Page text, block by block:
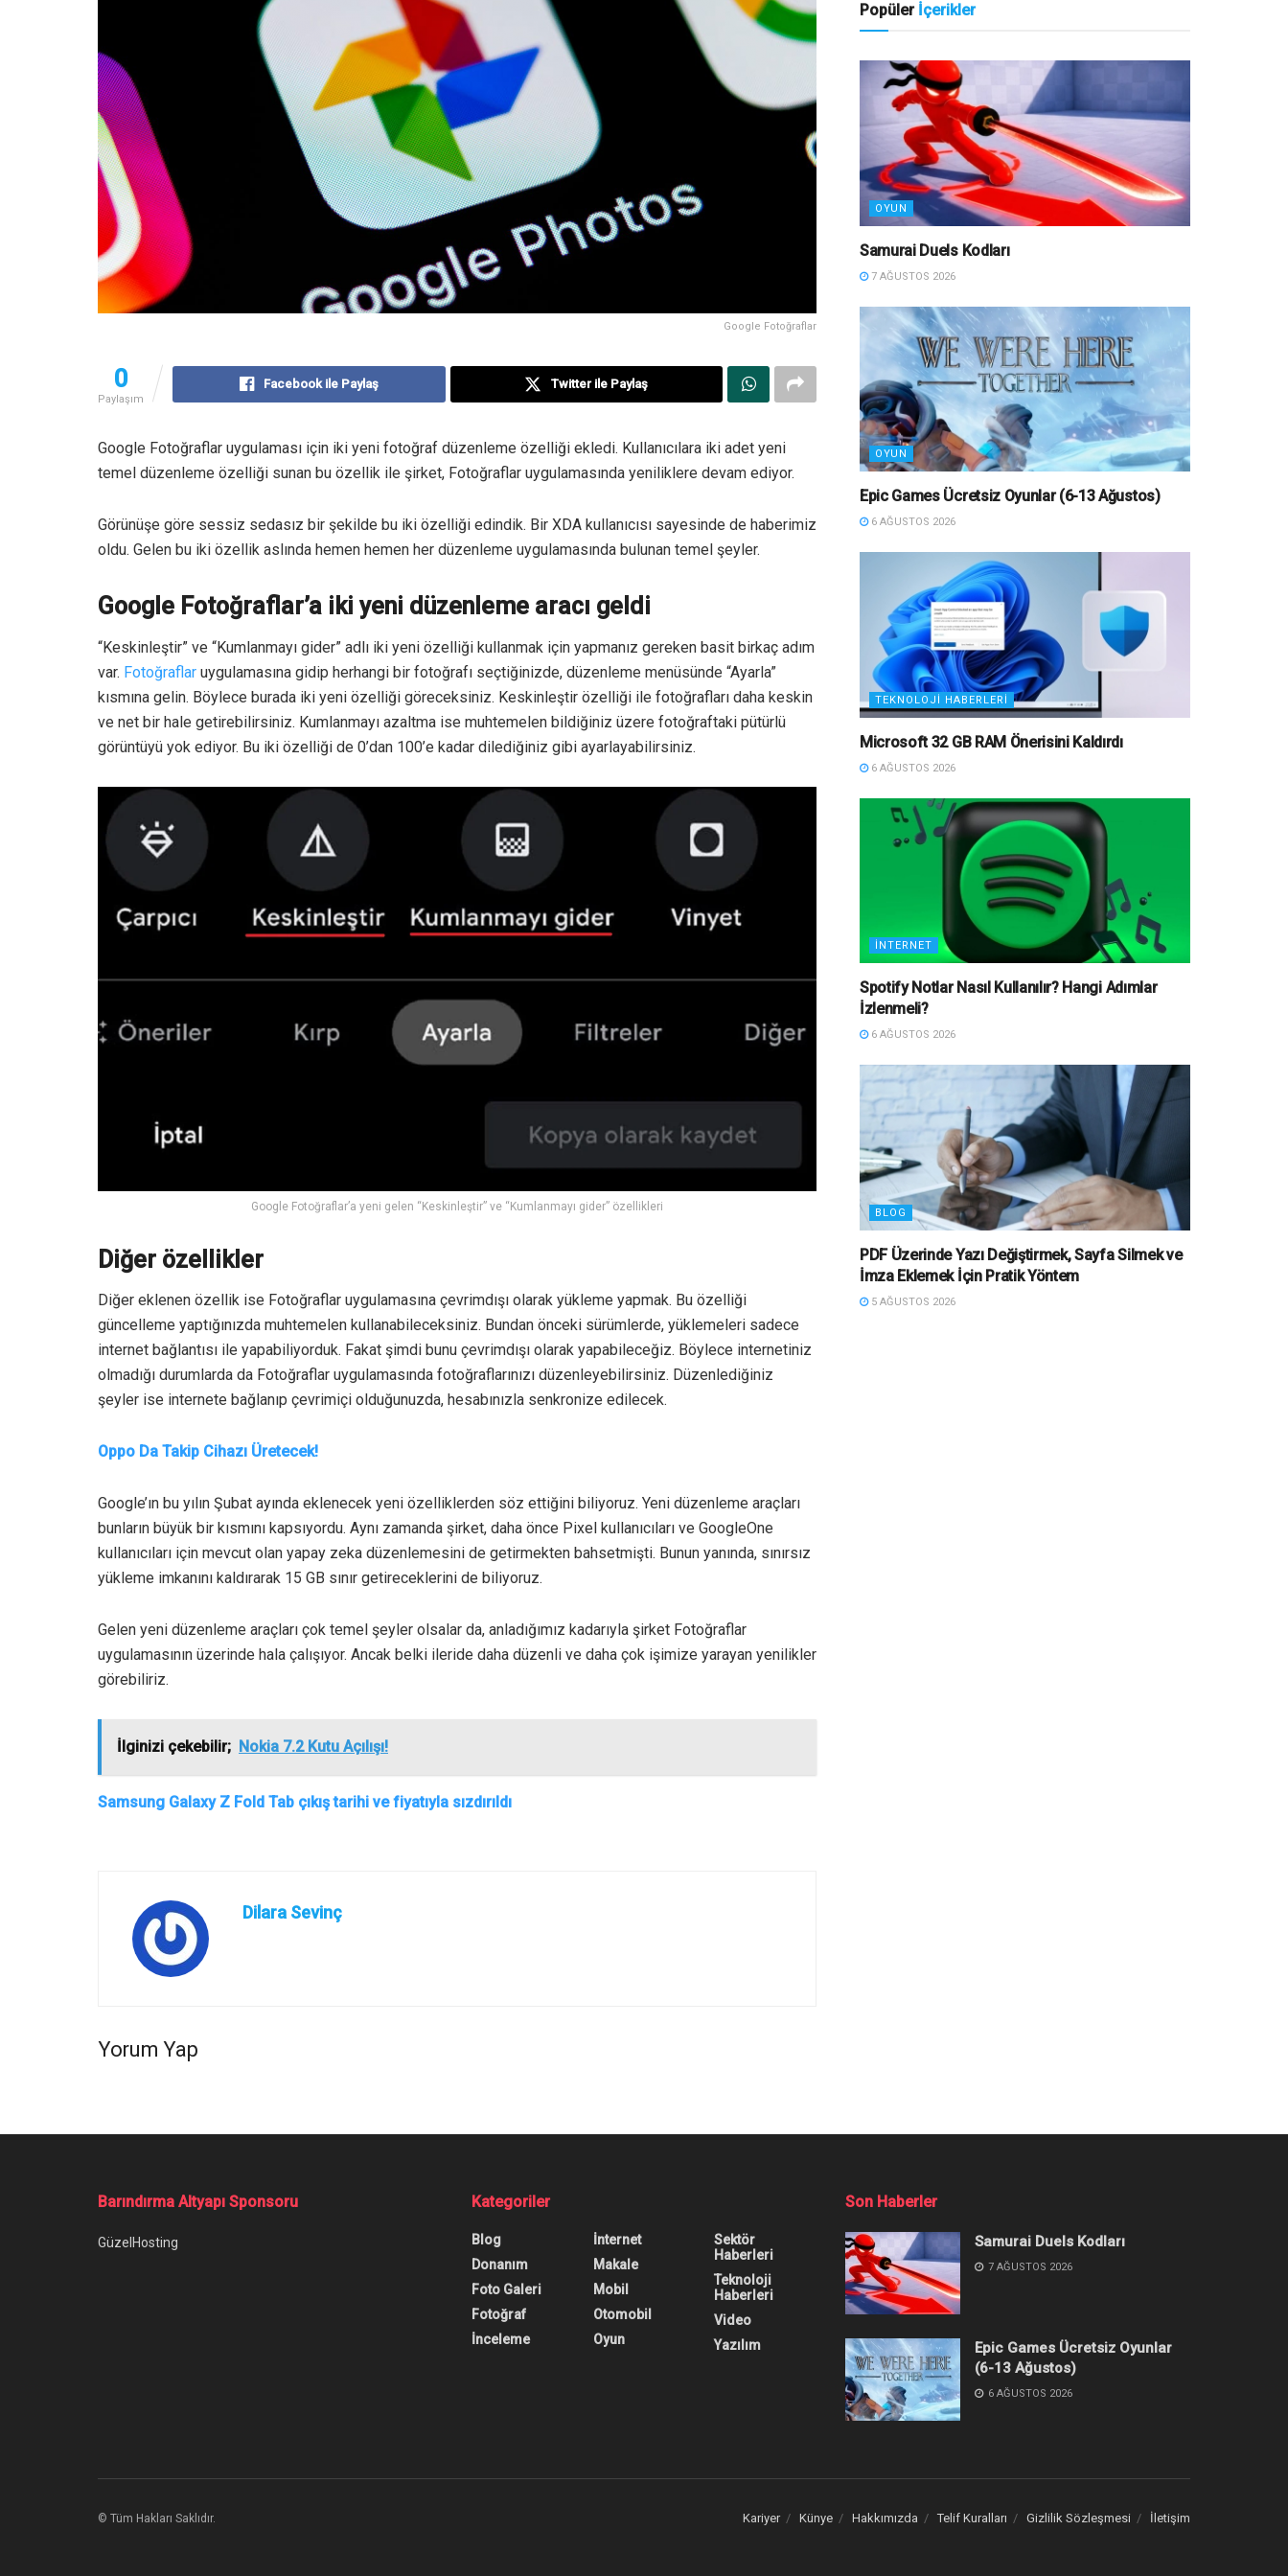
Google Fotoğraflar
0
Paylaşım
Facebook ile Paylaş Twitter ile Paylaş
Google Fotoğraflar uygulaması için iki yeni fotoğraf düzenleme özelliği ekledi. Kullanıcılara iki adet yeni
temel düzenleme özelliği sunan bu özellik ile şirket, Fotoğraflar uygulamasında yeniliklere devam ediyor.
Görünüşe göre sessiz sedasız bir şekilde bu iki özelliği edindik. Bir XDA kullanıcısı sayesinde de haberimiz
oldu. Gelen bu iki özellik aslında hemen hemen her düzenleme uygulamasında bulunan temel şeyler.
Google Fotoğraflar’a iki yeni düzenleme aracı geldi
“Keskinleştir” ve “Kumlanmayı gider” adlı iki yeni özelliği kullanmak için yapmanız gereken basit birkaç adım
var. Fotoğraflar uygulamasına gidip herhangi bir fotoğrafı seçtiğinizde, düzenleme menüsünde “Ayarla”
kısmına gelin. Böylece burada iki yeni özelliği göreceksiniz. Keskinleştir özelliği ile fotoğrafları daha keskin
ve net bir hale getirebilirsiniz. Kumlanmayı azaltma ise muhtemelen bildiğiniz üzere fotoğraftaki pütürlü
görüntüyü yok ediyor. Bu iki özelliği de 0’dan 100’e kadar dilediğiniz gibi ayarlayabilirsiniz.
Google Fotoğraflar’a yeni gelen “Keskinleştir” ve “Kumlanmayı gider” özellikleri
Diğer özellikler
Diğer eklenen özellik ise Fotoğraflar uygulamasına çevrimdışı olarak yükleme yapmak. Bu özelliği
güncelleme yaptığınızda muhtemelen kullanabileceksiniz. Bundan önceki sürümlerde, yüklemeleri sadece
internet bağlantısı ile yapabiliyorduk. Fakat şimdi bunu çevrimdışı olarak yapabileceğiz. Böylece internetiniz
olmadığı durumlarda da Fotoğraflar uygulamasında fotoğraflarınızı düzenleyebilirsiniz. Düzenlediğiniz
şeyler ise internete bağlanıp çevrimiçi olduğunuzda, hesabınızla senkronize edilecek.
Oppo Da Takip Cihazı Üretecek!
Google’ın bu yılın Şubat ayında eklenecek yeni özelliklerden söz ettiğini biliyoruz. Yeni düzenleme araçları
bunların büyük bir kısmını kapsıyordu. Aynı zamanda şirket, daha önce Pixel kullanıcıları ve GoogleOne
kullanıcıları için mevcut olan yapay zeka düzenlemesini de getirmekten bahsetmişti. Bunun yanında, sınırsız
yükleme imkanını kaldırarak 15 GB sınır getireceklerini de biliyoruz.
Gelen yeni düzenleme araçları çok temel şeyler olsalar da, anladığımız kadarıyla şirket Fotoğraflar
uygulamasının üzerinde hala çalışıyor. Ancak belki ileride daha düzenli ve daha çok işimize yarayan yenilikler
görebiliriz.
İlginizi çekebilir; Nokia 7.2 Kutu Açılışı!
Samsung Galaxy Z Fold Tab çıkış tarihi ve fiyatıyla sızdırıldı
Dilara Sevinç
Yorum Yap
Popüler İçerikler
OYUN
Samurai Duels Kodları
7 AĞUSTOS 2026
OYUN
Epic Games Ücretsiz Oyunlar (6-13 Ağustos)
6 AĞUSTOS 2026
TEKNOLOJI HABERLERI
Microsoft 32 GB RAM Önerisini Kaldırdı
6 AĞUSTOS 2026
İNTERNET
Spotify Notlar Nasıl Kullanılır? Hangi Adımlar
İzlenmeli?
6 AĞUSTOS 2026
BLOG
PDF Üzerinde Yazı Değiştirmek, Sayfa Silmek ve
İmza Eklemek İçin Pratik Yöntem
5 AĞUSTOS 2026
Barındırma Altyapı Sponsoru
GüzelHosting
Kategoriler
Blog
Donanım
Foto Galeri
Fotoğraf
İnceleme
İnternet
Makale
Mobil
Otomobil
Oyun
Sektör
Haberleri
Teknoloji
Haberleri
Video
Yazılım
Son Haberler
Samurai Duels Kodları
7 AĞUSTOS 2026
Epic Games Ücretsiz Oyunlar
(6-13 Ağustos)
6 AĞUSTOS 2026
Kariyer Künye Hakkımızda Telif Kuralları Gizlilik Sözleşmesi İletişim
© Tüm Hakları Saklıdır.